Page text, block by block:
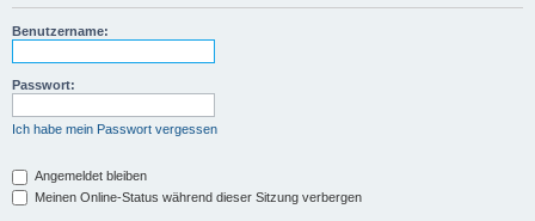
Benutzername:
Passwort:
Ich habe mein Passwort vergessen
Angemeldet bleiben
Meinen Online-Status während dieser Sitzung verbergen